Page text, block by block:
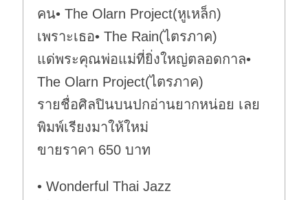
คน• The Olarn Project(หูเหล็ก)
เพราะเธอ• The Rain(ไตรภาค)
แด่พระคุณพ่อแม่ที่ยิ่งใหญ่ตลอดกาล•
The Olarn Project(ไตรภาค)
รายชื่อศิลปินบนปกอ่านยากหน่อย เลย
พิมพ์เรียงมาให้ใหม่
ขายราคา 650 บาท
• Wonderful Thai Jazz